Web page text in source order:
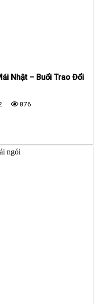
Nhật – Buổi Trao Đổi
876